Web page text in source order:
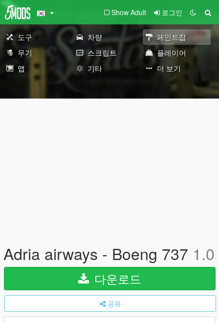
Show Adult 로그인
도구 차량
페인트잡
무기
스크립트
플레이어
맵
기타 더 보기
Adria airways - Boeng 737 1.0
다운로드
공유